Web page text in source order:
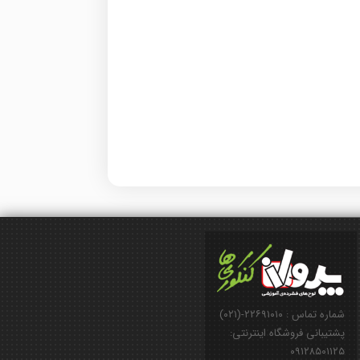
شماره تماس : ۲۲۶۹۱۰۱۰-(۰۲۱)
پشتیبانی فروشگاه اینترنتی:
۰۹۱۲۸۵۰۱۱۲۵